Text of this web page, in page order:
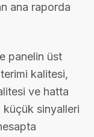
ana raporda
panelin üst
kalitesi,
ve hatta
sinyalleri